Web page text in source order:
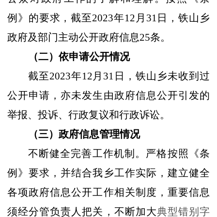
例》的要求 ，截至2023年12月31日，铁山乡
政府及部门主动公开政府信息25条。
（二）依申请公开情况
截至2023年12月31日，铁山乡未收到过
公开申请，亦未发生由政府信息公开引发的
举报、投诉、行政复议和行政诉讼。
（三） 政府信息管理情况
不断健全完善工作机制。严格按照《条
例》要求，并结合我 乡工作实际，建立健全
各项政府信息公开工作相关制度 ，重要信息
须经分管负责人把关，不断加大典型错别字